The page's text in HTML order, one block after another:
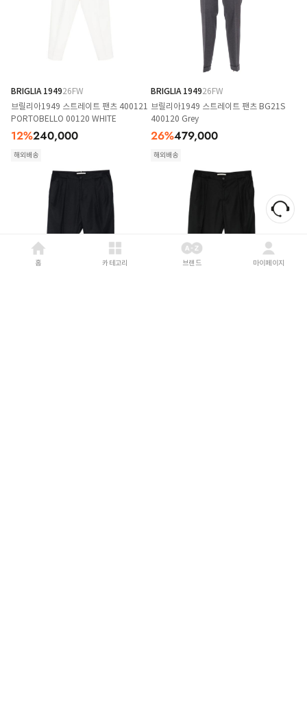
BRIGLIA 194926FW
브릴리아1949 스트레이트 팬츠 400121
PORTOBELLO 00120 WHITE
12%240,000
해외배송
BRIGLIA 194926FW
브릴리아1949 스트레이트 팬츠 BG21S
400120 Grey
26%479,000
해외배송
홈 카테고리 브랜드 마이페이지